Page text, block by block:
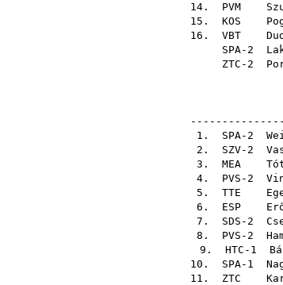
14. PVM
15. KOS
16. VBT
SPA-2
ZTC-2
1. SPA-2
2. SZV-2
3. MEA
4. PVS-2
5. TTE
6. ESP
7. SDS-2
8. PVS-2
9. HTC-1
10. SPA-1
11. ZTC